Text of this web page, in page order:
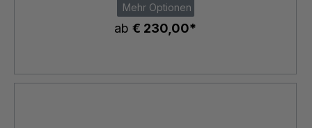
Mehr Optionen
ab € 230,00*